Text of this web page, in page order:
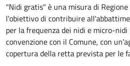
"Nidi gratis" è una misura di
l'obiettivo di contribuire
per la frequenza dei nidi e micro-
convenzione con il Comune, con
copertura della retta prevista per le